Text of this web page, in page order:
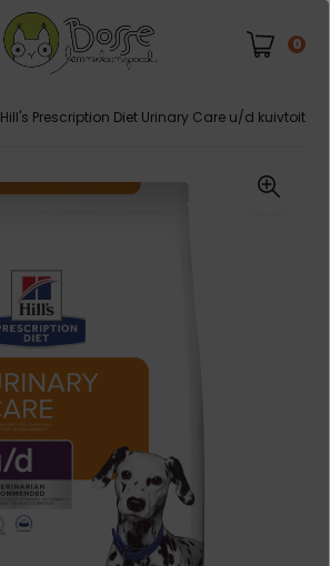
0
Hill's Prescription Diet Urinary Care u/d kuivtoit